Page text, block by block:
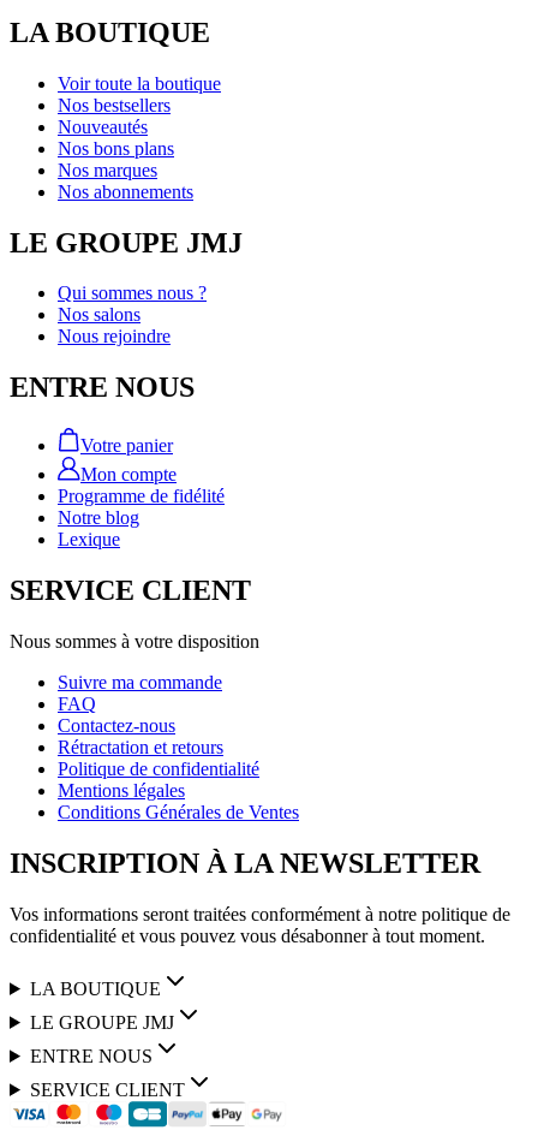
LA BOUTIQUE
Voir toute la boutique
Nos bestsellers
Nouveautés
Nos bons plans
Nos marques
Nos abonnements
LE GROUPE JMJ
Qui sommes nous ?
Nos salons
Nous rejoindre
ENTRE NOUS
Votre panier
Mon compte
Programme de fidélité
Notre blog
Lexique
SERVICE CLIENT
Nous sommes à votre disposition
Suivre ma commande
FAQ
Contactez-nous
Rétractation et retours
Politique de confidentialité
Mentions légales
Conditions Générales de Ventes
INSCRIPTION À LA NEWSLETTER
Vos informations seront traitées conformément à notre politique de
confidentialité et vous pouvez vous désabonner à tout moment.
LA BOUTIQUE
LE GROUPE JMJ
ENTRE NOUS
SERVICE CLIENT